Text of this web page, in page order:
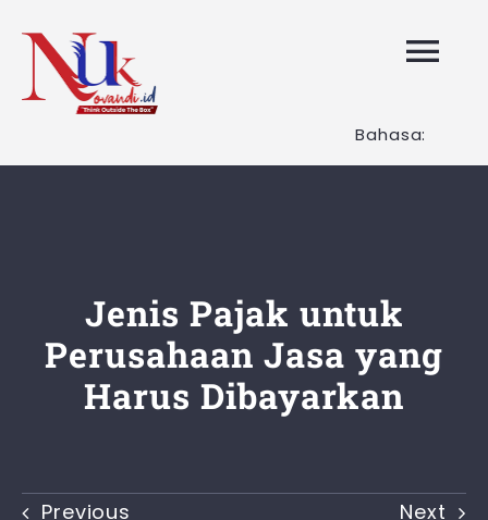
content
HOME
Artikel
Bahasa:
Jenis Pajak untuk
Perusahaan Jasa yang
Harus Dibayarkan
Previous Next